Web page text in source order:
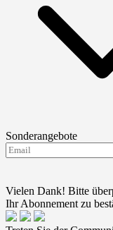
Sonderangebote
Vielen Dank! Bitte
Ihr Abonnement zu